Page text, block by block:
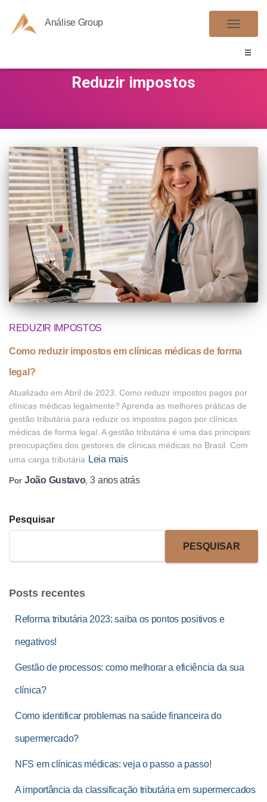
Análise Group
Reduzir impostos
REDUZIR IMPOSTOS
Como reduzir impostos em clínicas médicas de forma
legal?
Atualizado em Abril de 2023. Como reduzir impostos pagos por
clínicas médicas legalmente? Aprenda as melhores práticas de
gestão tributária para reduzir os impostos pagos por clínicas
médicas de forma legal. A gestão tributária é uma das principais
preocupações dos gestores de clínicas médicas no Brasil. Com
uma carga tributária Leia mais
Por João Gustavo,3 anosatrás
Pesquisar
PESQUISAR
Posts recentes
Reforma tributária 2023: saiba os pontos positivos e
negativos!
Gestão de processos: como melhorar a eficiência da sua
clínica?
Como identificar problemas na saúde financeira do
supermercado?
NFS em clínicas médicas: veja o passo a passo!
A importância da classificação tributária em supermercados